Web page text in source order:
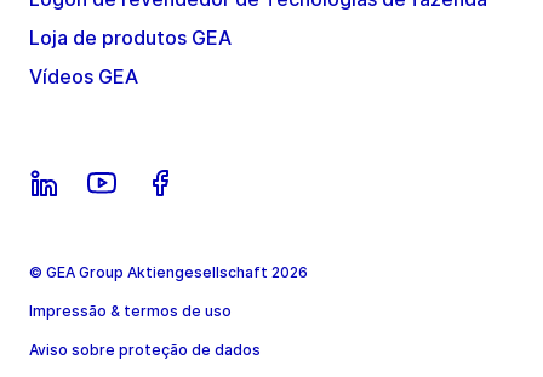
Loja de produtos GEA
Vídeos GEA
© GEA Group Aktiengesellschaft 2026
Impressão & termos de uso
Aviso sobre proteção de dados